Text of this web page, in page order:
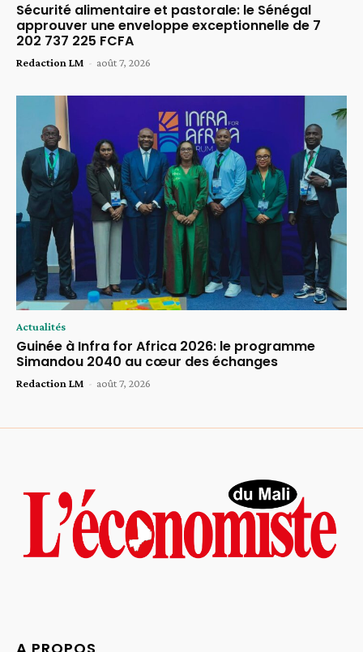
Sécurité alimentaire et pastorale: le Sénégal
approuver une enveloppe exceptionnelle de 7
202 737 225 FCFA
Redaction LM - août 7, 2026
Actualités
Guinée à Infra for Africa 2026: le programme
Simandou 2040 au cœur des échanges
Redaction LM - août 7, 2026